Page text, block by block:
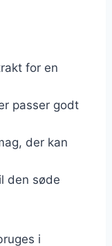
for en
passer godt
der kan
den søde
i